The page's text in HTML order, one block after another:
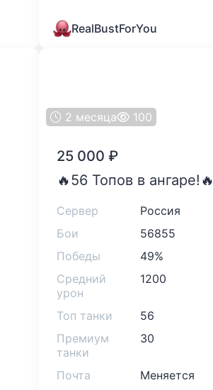
RealBustForYou
2 месяца 100
25 000 ₽
🔥56 Топов в ангаре!🔥
Сервер
Россия
Бои
56855
Победы
49%
Средний
урон
1200
Топ танки
56
Премиум
танки
30
Почта
Меняется